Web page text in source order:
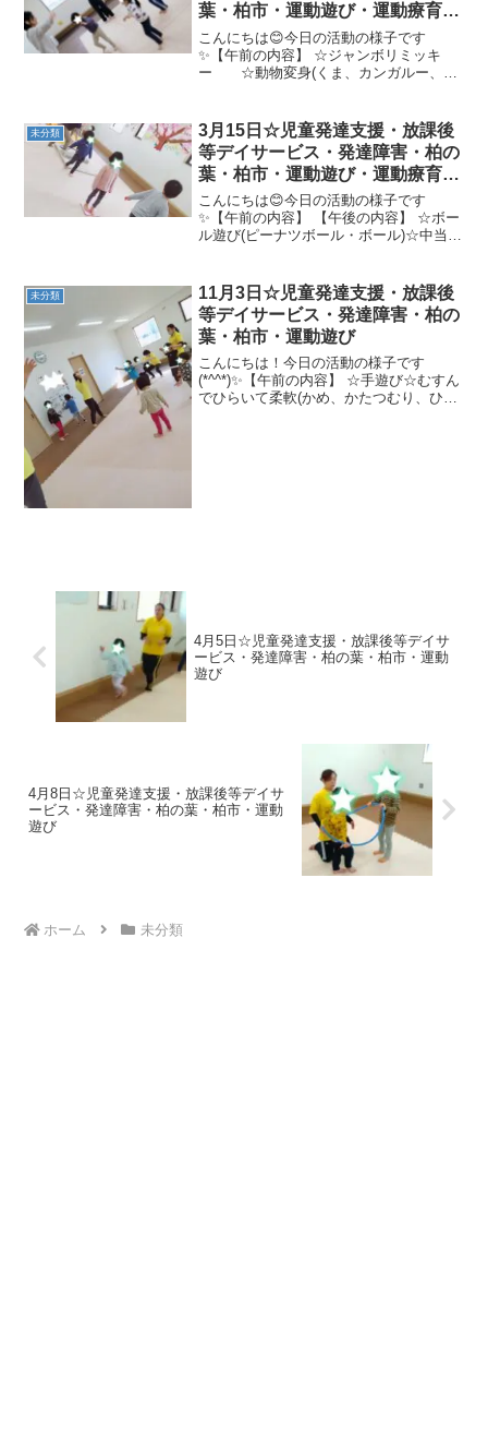
葉・柏市・運動遊び・運動療育・
プログラム・楽しい療育
こんにちは😊今日の活動の様子です
✨【午前の内容】 ☆ジャンボリミッキ
ー ☆動物変身(くま、カンガルー、カ
ランス平均台【午後の内容】 ☆ジャンケ
ン柔軟 ☆大根引っこ抜...
未分類
3月15日☆児童発達支援・放課後
等デイサービス・発達障害・柏の
葉・柏市・運動遊び・運動療育・
プログラム・楽しい療育
こんにちは😊今日の活動の様子です
✨【午前の内容】 【午後の内容】 ☆ボー
ル遊び(ピーナツボール・ボール)☆中当て
たくさん運動しました(*^_^*)来週も頑張
りましょう🎵
未分類
11月3日☆児童発達支援・放課後
等デイサービス・発達障害・柏の
葉・柏市・運動遊び
こんにちは！今日の活動の様子です
(*^^*)✨【午前の内容】 ☆手遊び☆むすん
でひらいて柔軟(かめ、かたつむり、ひこ
4月5日☆児童発達支援・放課後等デイサ
ービス・発達障害・柏の葉・柏市・運動
遊び
4月8日☆児童発達支援・放課後等デイサ
ービス・発達障害・柏の葉・柏市・運動
遊び
ホーム 未分類